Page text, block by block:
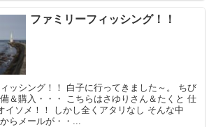
ファミリーフィッシング！！
ッシング！！ 白子に行ってきました～。 ちび
＆購入・・・ こちらはさゆりさん＆たくと 仕
イソメ！！ しかし全くアタリなし そんな中
らメールが・・...